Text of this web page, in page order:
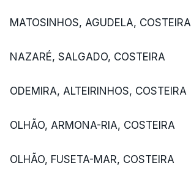
MATOSINHOS, AGUDELA, COSTEIRA
NAZARÉ, SALGADO, COSTEIRA
ODEMIRA, ALTEIRINHOS, COSTEIRA
OLHÃO, ARMONA-RIA, COSTEIRA
OLHÃO, FUSETA-MAR, COSTEIRA